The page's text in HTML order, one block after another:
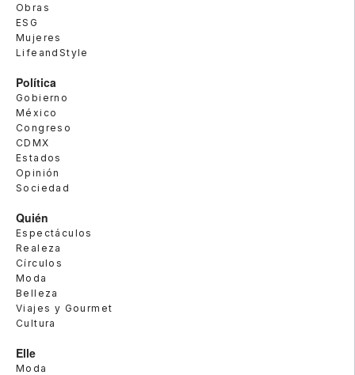
Obras
ESG
Mujeres
LifeandStyle
Política
Gobierno
México
Congreso
CDMX
Estados
Opinión
Sociedad
Quién
Espectáculos
Realeza
Círculos
Moda
Belleza
Viajes y Gourmet
Cultura
Elle
Moda